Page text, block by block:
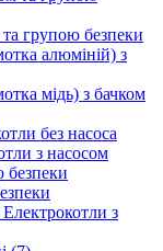
групою безпеки
алюміній) з
мідь) з бачком
без насоса
з насосом
Електрокотли з